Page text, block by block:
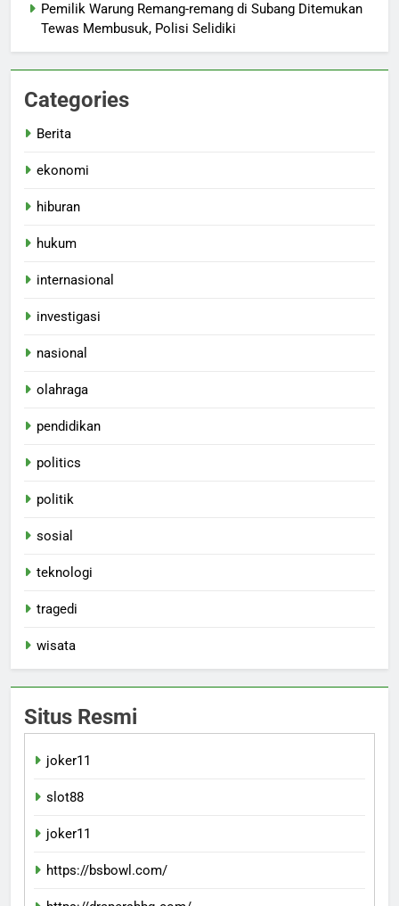
Pemilik Warung Remang-remang di Subang Ditemukan
Tewas Membusuk, Polisi Selidiki
Categories
Berita
ekonomi
hiburan
hukum
internasional
investigasi
nasional
olahraga
pendidikan
politics
politik
sosial
teknologi
tragedi
wisata
Situs Resmi
joker11
slot88
joker11
https://bsbowl.com/